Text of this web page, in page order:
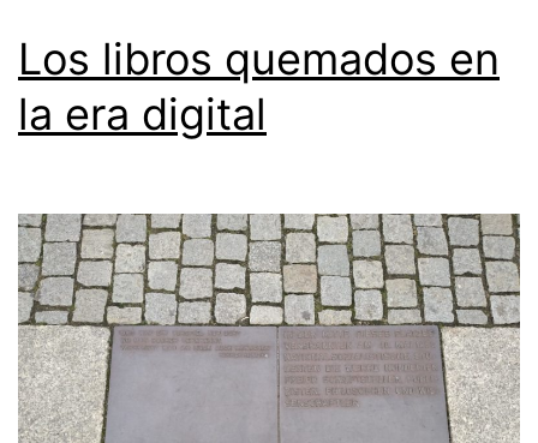
Los libros quemados en
la era digital